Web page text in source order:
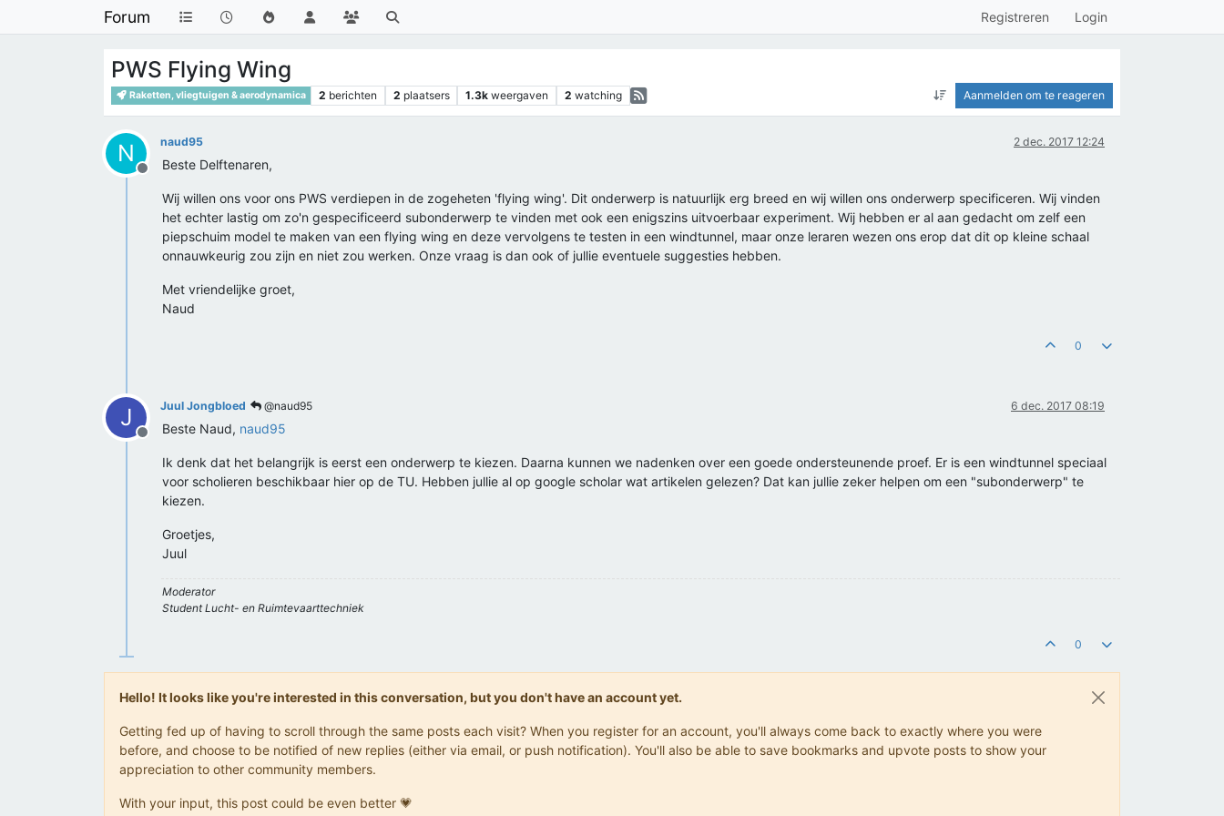
Forum Registreren Login
PWS Flying Wing
Raketten, vliegtuigen & aerodynamica 2 berichten 2 plaatsers 1.3k weergaven 2 watching Aanmelden om te reageren
N
Offline
naud95 2 dec. 2017 12:24
Beste Delftenaren,
Wij willen ons voor ons PWS verdiepen in de zogeheten 'flying wing'. Dit onderwerp is natuurlijk erg breed en wij willen ons onderwerp specificeren. Wij vinden
het echter lastig om zo'n gespecificeerd subonderwerp te vinden met ook een enigszins uitvoerbaar experiment. Wij hebben er al aan gedacht om zelf een
piepschuim model te maken van een flying wing en deze vervolgens te testen in een windtunnel, maar onze leraren wezen ons erop dat dit op kleine schaal
onnauwkeurig zou zijn en niet zou werken. Onze vraag is dan ook of jullie eventuele suggesties hebben.
Met vriendelijke groet,
Naud
0
J
Offline
Juul Jongbloed @naud95 6 dec. 2017 08:19
Beste Naud, naud95
Ik denk dat het belangrijk is eerst een onderwerp te kiezen. Daarna kunnen we nadenken over een goede ondersteunende proef. Er is een windtunnel speciaal
voor scholieren beschikbaar hier op de TU. Hebben jullie al op google scholar wat artikelen gelezen? Dat kan jullie zeker helpen om een "subonderwerp" te
kiezen.
Groetjes,
Juul
Moderator
Student Lucht- en Ruimtevaarttechniek
0
Hello! It looks like you're interested in this conversation, but you don't have an account yet.
Getting fed up of having to scroll through the same posts each visit? When you register for an account, you'll always come back to exactly where you were
before, and choose to be notified of new replies (either via email, or push notification). You'll also be able to save bookmarks and upvote posts to show your
appreciation to other community members.
With your input, this post could be even better 💗